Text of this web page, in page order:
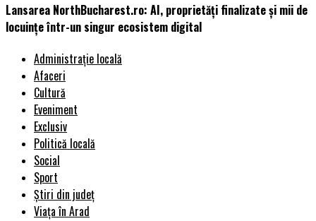
Lansarea NorthBucharest.ro: AI, proprietăți finalizate și mii de
locuințe într-un singur ecosistem digital
Administrație locală
Afaceri
Cultură
Eveniment
Exclusiv
Politică locală
Social
Sport
Știri din județ
Viața în Arad